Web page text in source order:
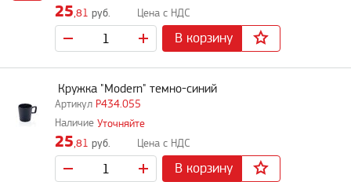
25,81 руб.
В корзину
P434.055
Кружка "Modern" темно-синий
Уточняйте
25,81 руб.
В корзину